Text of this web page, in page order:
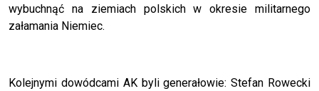
wybuchnąć na ziemiach polskich w okresie militarnego
załamania Niemiec.
Kolejnymi dowódcami AK byli generałowie: Stefan Rowecki